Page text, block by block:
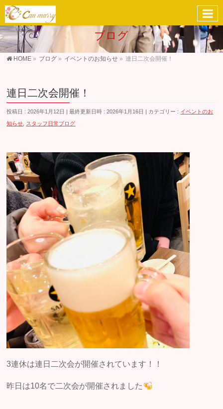
ブログ
HOME » ブログ » イベントのお知らせ » 連日二次会開催！
連日二次会開催！
投稿日 : 2026年1月12日 最終更新日時 : 2026年1月16日 カテゴリー : イベントのお
知らせ スタッフ日常ブログ
3連休は連日二次会が開催されています！！
昨日は10名で二次会が開催されました